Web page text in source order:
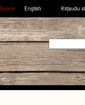
Suomi English Kirjaudu